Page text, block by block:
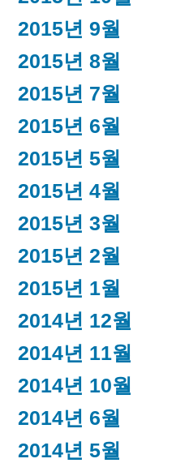
2015년 9월
2015년 8월
2015년 7월
2015년 6월
2015년 5월
2015년 4월
2015년 3월
2015년 2월
2015년 1월
2014년 12월
2014년 11월
2014년 10월
2014년 6월
2014년 5월